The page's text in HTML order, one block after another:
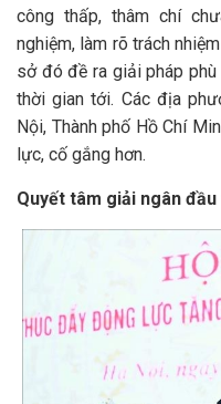
công thấp, thâm chí
nghiệm, làm rõ trách
sở đó đề ra giải pháp
thời gian tới. Các địa
Nội, Thành phố Hồ Chí
lực, cố gắng hơn.
Quyết tâm giải ngân